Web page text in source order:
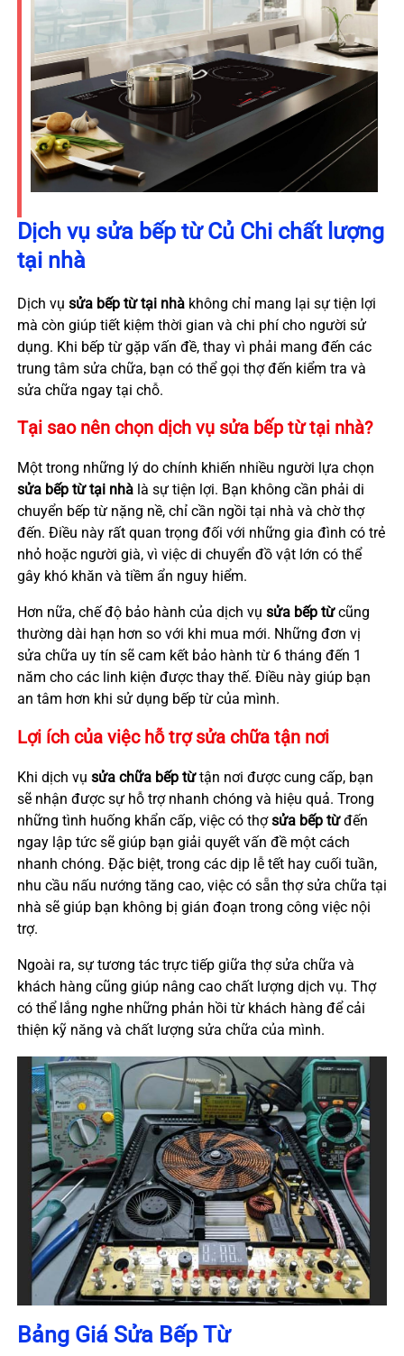
Dịch vụ sửa bếp từ Củ Chi chất lượng
tại nhà
Dịch vụ sửa bếp từ tại nhàkhông chỉ mang lại sự tiện lợi
mà còn giúp tiết kiệm thời gian và chi phí cho người sử
dụng. Khi bếp từ gặp vấn đề, thay vì phải mang đến các
trung tâm sửa chữa, bạn có thể gọi thợ đến kiểm tra và
sửa chữa ngay tại chỗ.
Tại sao nên chọn dịch vụ sửa bếp từ tại nhà?
Một trong những lý do chính khiến nhiều người lựa chọn
sửa bếp từ tại nhàlà sự tiện lợi. Bạn không cần phải di
chuyển bếp từ nặng nề, chỉ cần ngồi tại nhà và chờ thợ
đến. Điều này rất quan trọng đối với những gia đình có trẻ
nhỏ hoặc người già, vì việc di chuyển đồ vật lớn có thể
gây khó khăn và tiềm ẩn nguy hiểm.
Hơn nữa, chế độ bảo hành của dịch vụ sửa bếp từcũng
thường dài hạn hơn so với khi mua mới. Những đơn vị
sửa chữa uy tín sẽ cam kết bảo hành từ 6 tháng đến 1
năm cho các linh kiện được thay thế. Điều này giúp bạn
an tâm hơn khi sử dụng bếp từ của mình.
Lợi ích của việc hỗ trợ sửa chữa tận nơi
Khi dịch vụ sửa chữa bếp từtận nơi được cung cấp, bạn
sẽ nhận được sự hỗ trợ nhanh chóng và hiệu quả. Trong
những tình huống khẩn cấp, việc có thợsửa bếp từđến
ngay lập tức sẽ giúp bạn giải quyết vấn đề một cách
nhanh chóng. Đặc biệt, trong các dịp lễ tết hay cuối tuần,
nhu cầu nấu nướng tăng cao, việc có sẵn thợ sửa chữa tại
nhà sẽ giúp bạn không bị gián đoạn trong công việc nội
trợ.
Ngoài ra, sự tương tác trực tiếp giữa thợ sửa chữa và
khách hàng cũng giúp nâng cao chất lượng dịch vụ. Thợ
có thể lắng nghe những phản hồi từ khách hàng để cải
thiện kỹ năng và chất lượng sửa chữa của mình.
Bảng Giá Sửa Bếp Từ